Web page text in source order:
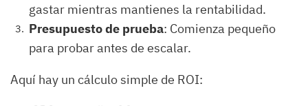
gastar mientras mantienes la rentabilidad.
Presupuesto de prueba: Comienza pequeño
para probar antes de escalar.
Aquí hay un cálculo simple de ROI: